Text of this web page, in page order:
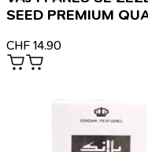
SEED PREMIUM
CHF 14.90